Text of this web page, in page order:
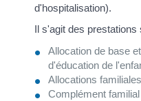
d'hospitalisation).
Il s'agit des prestations
Allocation de base
d'éducation de
Allocations familiales
Complément familial